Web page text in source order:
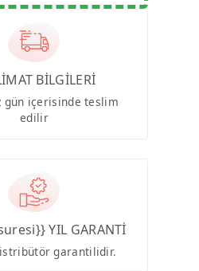
BİLGİLERİ
gün içerisinde teslim
edilir
YIL GARANTİ
garantilidir.